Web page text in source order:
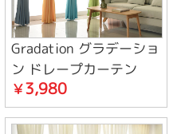
Gradation グラデーショ
ン ドレープカーテン
￥3,980